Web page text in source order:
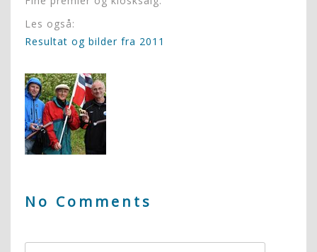
Les også:
Resultat og bilder fra 2011
No Comments